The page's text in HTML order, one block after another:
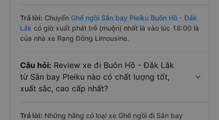
Trả lời: Chuyến Ghế ngồi Sân bay Pleiku Buôn Hồ - Đắk
Lắk có giờ xuất phát trễ (muộn) nhất là vào lúc 18:00 là
của nhà xe Rạng Đông Limousine.
Câu hỏi: Review xe đi Buôn Hồ - Đắk Lắk
từ Sân bay Pleiku nào có chất lượng tốt,
xuất sắc, cao cấp nhất?
Trả lời: Những hãng có loại xe Ghế ngồi đi Sân bay